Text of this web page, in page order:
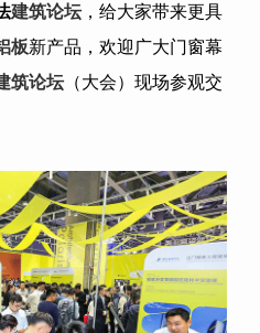
建筑论坛，给大家带来更具
板新产品，欢迎广大门窗幕
筑论坛（大会）现场参观交